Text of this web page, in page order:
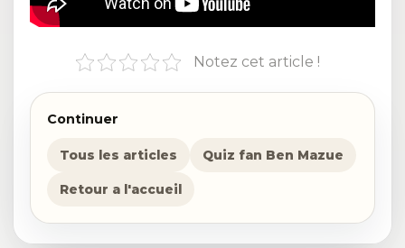
Notez cet article !
Continuer
Tous les articles Quiz fan Ben Mazue
Retour a l'accueil